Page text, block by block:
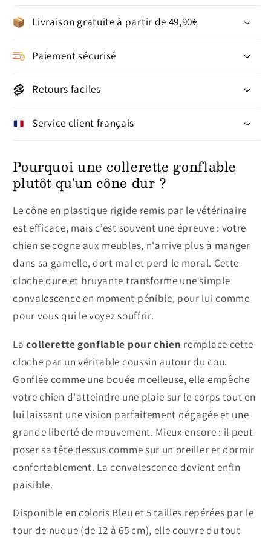
Livraison gratuite à partir de 49,90€
Paiement sécurisé
Retours faciles
Service client français
Pourquoi une collerette gonflable
plutôt qu'un cône dur ?
Le cône en plastique rigide remis par le vétérinaire
est efficace, mais c'est souvent une épreuve : votre
chien se cogne aux meubles, n'arrive plus à manger
dans sa gamelle, dort mal et perd le moral. Cette
cloche dure et bruyante transforme une simple
convalescence en moment pénible, pour lui comme
pour vous qui le voyez souffrir.
Lacollerette gonflable pour chien remplace cette
cloche par un véritable coussin autour du cou.
Gonflée comme une bouée moelleuse, elle empêche
votre chien d'atteindre une plaie sur le corps tout en
lui laissant une vision parfaitement dégagée et une
grande liberté de mouvement. Mieux encore : il peut
poser sa tête dessus comme sur un oreiller et dormir
confortablement. La convalescence devient enfin
paisible.
Disponible en coloris Bleu et 5 tailles repérées par le
tour de nuque (de 12 à 65 cm), elle couvre du tout